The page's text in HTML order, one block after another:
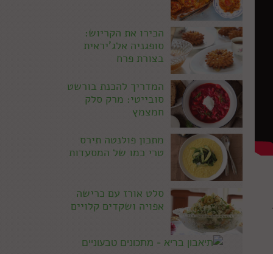
הכירו את הקריוש:
סופגניה אלג'יראית
בצורת פרח
המדריך להכנת בורשט
סובייטי: מרק סלק
חמצמץ
מתכון פולנטה תירס
טרי כמו של המסעדות
סלט אורז עם כרישה
אפויה ושקדים קלויים